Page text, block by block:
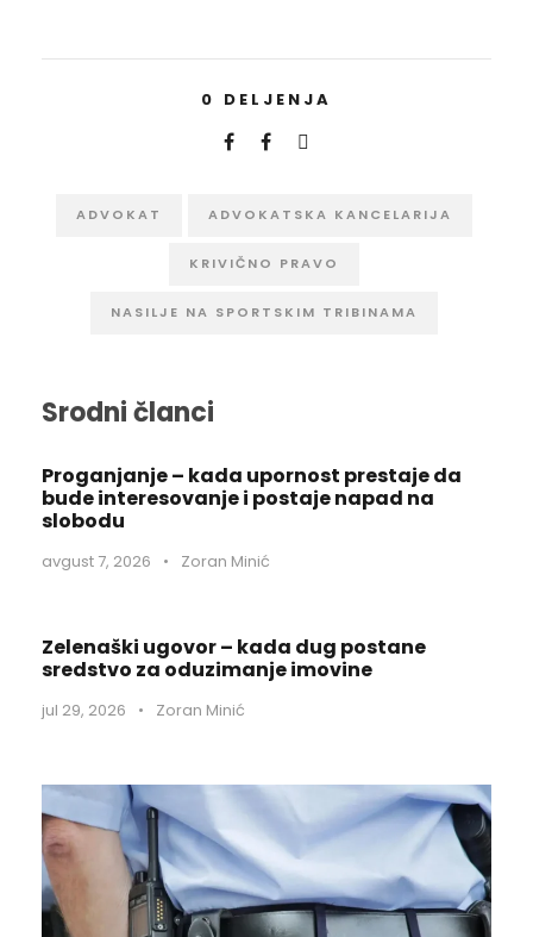
0 DELJENJA
ADVOKAT ADVOKATSKA KANCELARIJA
KRIVIČNO PRAVO
NASILJE NA SPORTSKIM TRIBINAMA
Srodni članci
Proganjanje – kada upornost prestaje da
bude interesovanje i postaje napad na
slobodu
avgust 7, 2026 • Zoran Minić
Zelenaški ugovor – kada dug postane
sredstvo za oduzimanje imovine
jul 29, 2026 • Zoran Minić